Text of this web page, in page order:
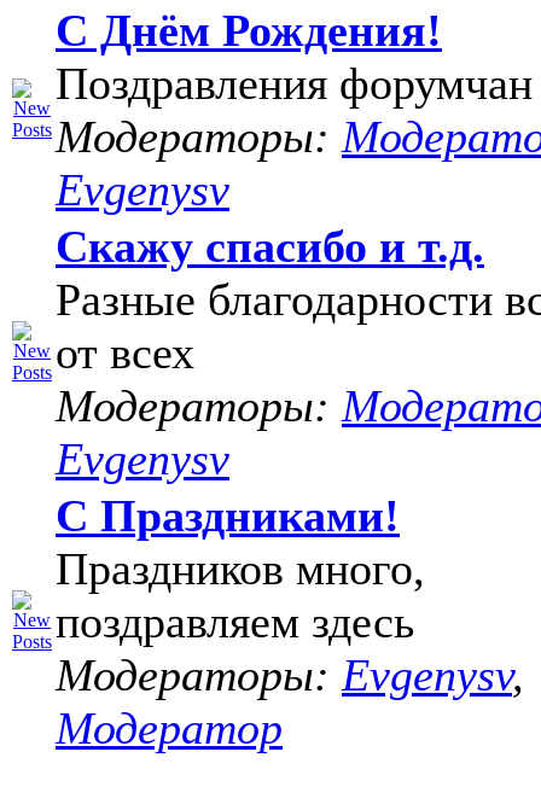
С Днём Рождения!
Поздравления форумчан
Модераторы:
Evgenysv
Скажу спасибо и т.д.
Разные благодарности
от всех
Модераторы:
Evgenysv
С Праздниками!
Праздников много,
поздравляем здесь
Модераторы: Evgenysv,
Модератор